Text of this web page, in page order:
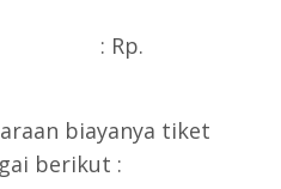
: Rp.
biayanya tiket
berikut :